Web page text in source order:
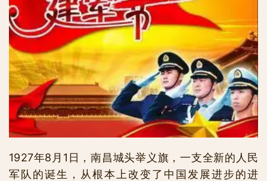
1927年8月1日，南昌城头举义旗，一支全新的人民
军队的诞生，从根本上改变了中国发展进步的进